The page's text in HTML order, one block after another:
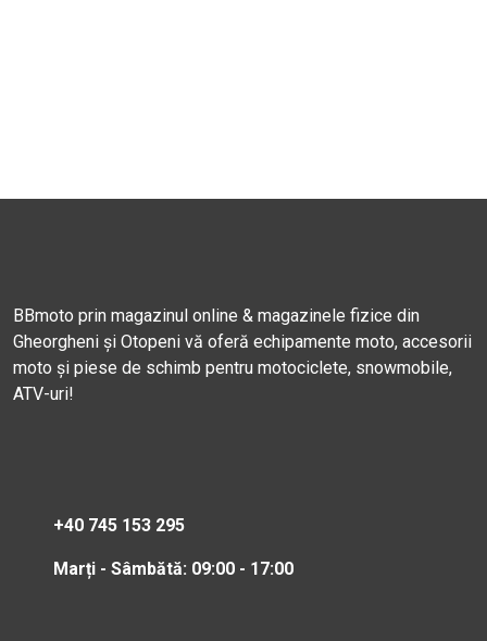
BBmoto prin magazinul online & magazinele fizice din
Gheorgheni și Otopeni vă oferă echipamente moto, accesorii
moto și piese de schimb pentru motociclete, snowmobile,
ATV-uri!
+40 745 153 295
Marți - Sâmbătă: 09:00 - 17:00